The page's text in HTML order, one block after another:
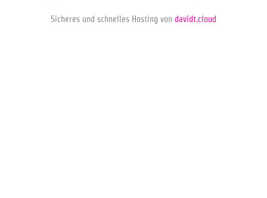
Sicheres und schnelles Hosting von davidt.cloud